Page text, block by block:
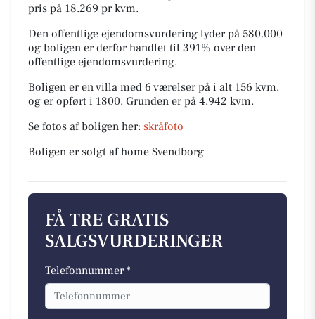
pris på 18.269 pr kvm.
Den offentlige ejendomsvurdering lyder på 580.000
og boligen er derfor handlet til 391% over den
offentlige ejendomsvurdering.
Boligen er en villa med 6 værelser på i alt 156 kvm.
og er opført i 1800. Grunden er på 4.942 kvm.
Se fotos af boligen her: skråfoto
Boligen er solgt af home Svendborg
FÅ TRE GRATIS
SALGSVURDERINGER
Telefonnummer *